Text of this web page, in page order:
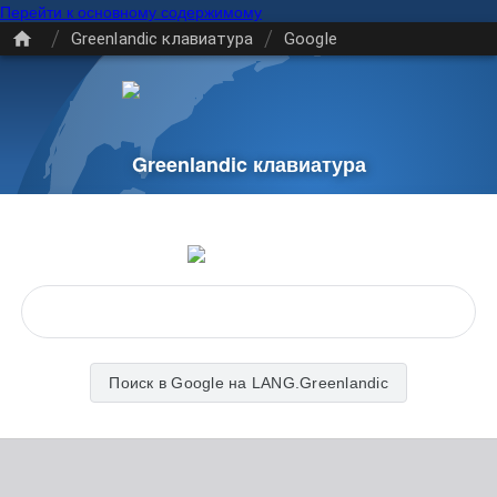
Перейти к основному содержимому
/ Greenlandic клавиатура / Google
Greenlandic клавиатура
Поиск в Google на LANG.Greenlandic